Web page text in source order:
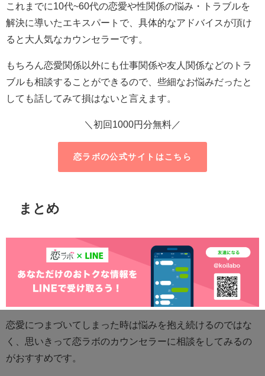
これまでに10代~60代の恋愛や性関係の悩み・トラブルを
解決に導いたエキスパートで、具体的なアドバイスが頂け
ると大人気なカウンセラーです。
もちろん恋愛関係以外にも仕事関係や友人関係などのトラ
ブルも相談することができるので、些細なお悩みだったと
しても話してみて損はないと言えます。
＼初回1000円分無料／
恋ラボの公式サイトはこちら
まとめ
恋愛につまづいてしまった時は悩みを抱え続けるのではな
く、思いきって恋ラボのカウンセラーに相談をしてみるの
がおすすめです。